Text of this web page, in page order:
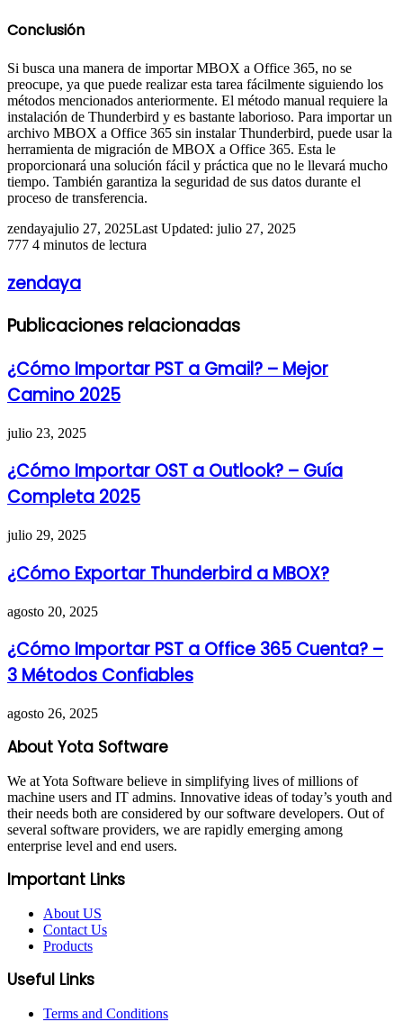
Conclusión
Si busca una manera de importar MBOX a Office 365, no se
preocupe, ya que puede realizar esta tarea fácilmente siguiendo los
métodos mencionados anteriormente. El método manual requiere la
instalación de Thunderbird y es bastante laborioso. Para importar un
archivo MBOX a Office 365 sin instalar Thunderbird, puede usar la
herramienta de migración de MBOX a Office 365. Esta le
proporcionará una solución fácil y práctica que no le llevará mucho
tiempo. También garantiza la seguridad de sus datos durante el
proceso de transferencia.
zendayajulio 27, 2025Last Updated: julio 27, 2025
777 4 minutos de lectura
zendaya
Publicaciones relacionadas
¿Cómo Importar PST a Gmail? – Mejor
Camino 2025
julio 23, 2025
¿Cómo Importar OST a Outlook? – Guía
Completa 2025
julio 29, 2025
¿Cómo Exportar Thunderbird a MBOX?
agosto 20, 2025
¿Cómo Importar PST a Office 365 Cuenta? –
3 Métodos Confiables
agosto 26, 2025
About Yota Software
We at Yota Software believe in simplifying lives of millions of
machine users and IT admins. Innovative ideas of today’s youth and
their needs both are considered by our software developers. Out of
several software providers, we are rapidly emerging among
enterprise level and end users.
Important Links
About US
Contact Us
Products
Useful Links
Terms and Conditions